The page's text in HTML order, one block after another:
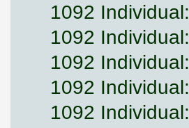
1092 Individual:
1092 Individual:
1092 Individual:
1092 Individual:
1092 Individual: